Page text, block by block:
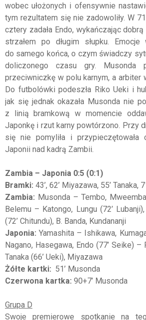
wobec ułożonych i ofensywnie
tym rezultatem się nie zadowoliły. W
cztery zadała Endo, wykańczając
strzałem po długim słupku.
do samego końca, o czym świadczy
doliczonego czasu gry. Musonda
przeciwniczkę w polu karnym, a arbiter
Do futbolówki podeszła Riko Ueki i
jak się jednak okazała Musonda nie
z linią bramkową w momencie
Japonkę i rzut karny powtórzono. Przy
się nie pomyliła i przypieczętowała
Japonii nad kadrą Zambii.
Zambia – Japonia 0:5 (0:1)
Bramki: 43’, 62’ Miyazawa, 55’ Tanaka,
Zambia: Musonda – Tembo,
Belemu – Katongo, Lungu (72’
(72’ Chitundu), B. Banda, Kundananji
Japonia:Yamashita – Ishikawa,
Nagano, Hasegawa, Endo (77’ Seike) –
Tanaka (66’ Ueki), Miyazawa
Żółte kartki: 51’ Musonda
Czerwona kartka: 90+7’ Musonda
Grupa D
Swoje premierowe spotkanie na